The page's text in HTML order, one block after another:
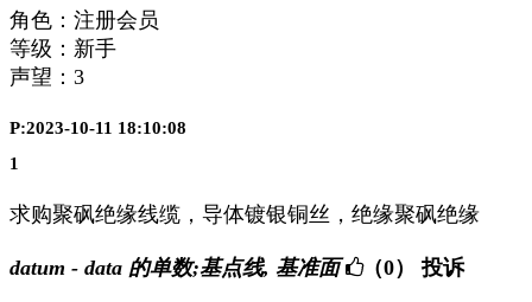
角色：注册会员
等级：新手
声望： 3
P:2023-10-11 18:10:08
1
求购聚砜绝缘线缆，导体镀银铜丝，绝缘聚砜绝缘
datum - data 的单数;基点线, 基准面 （0） 投诉